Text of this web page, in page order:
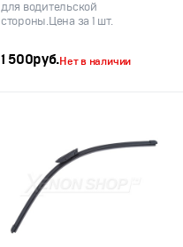
для водительской
стороны.Цена за 1 шт.
1 500руб.Нет в наличии